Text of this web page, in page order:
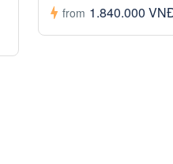
from 1.840.000